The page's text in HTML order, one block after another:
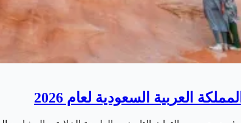
العربية السعودية لعام 2026